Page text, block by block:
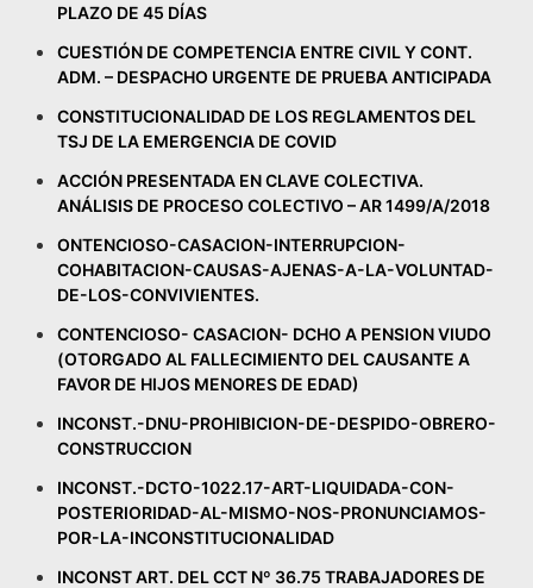
PLAZO DE 45 DÍAS
CUESTIÓN DE COMPETENCIA ENTRE CIVIL Y CONT.
ADM. – DESPACHO URGENTE DE PRUEBA ANTICIPADA
CONSTITUCIONALIDAD DE LOS REGLAMENTOS DEL
TSJ DE LA EMERGENCIA DE COVID
ACCIÓN PRESENTADA EN CLAVE COLECTIVA.
ANÁLISIS DE PROCESO COLECTIVO – AR 1499/A/2018
ONTENCIOSO-CASACION-INTERRUPCION-
COHABITACION-CAUSAS-AJENAS-A-LA-VOLUNTAD-
DE-LOS-CONVIVIENTES.
CONTENCIOSO- CASACION- DCHO A PENSION VIUDO
(OTORGADO AL FALLECIMIENTO DEL CAUSANTE A
FAVOR DE HIJOS MENORES DE EDAD)
INCONST.-DNU-PROHIBICION-DE-DESPIDO-OBRERO-
CONSTRUCCION
INCONST.-DCTO-1022.17-ART-LIQUIDADA-CON-
POSTERIORIDAD-AL-MISMO-NOS-PRONUNCIAMOS-
POR-LA-INCONSTITUCIONALIDAD
INCONST ART. DEL CCT Nº 36.75 TRABAJADORES DE